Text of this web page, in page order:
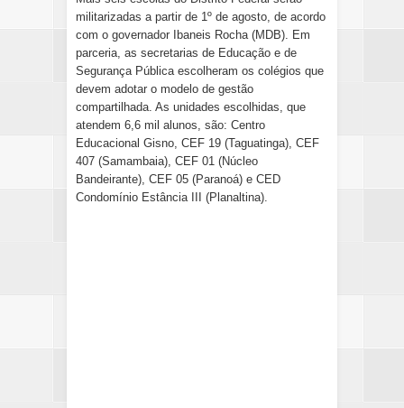
militarizadas a partir de 1º de agosto, de acordo
com o governador Ibaneis Rocha (MDB). Em
parceria, as secretarias de Educação e de
Segurança Pública escolheram os colégios que
devem adotar o modelo de gestão
compartilhada. As unidades escolhidas, que
atendem 6,6 mil alunos, são: Centro
Educacional Gisno, CEF 19 (Taguatinga), CEF
407 (Samambaia), CEF 01 (Núcleo
Bandeirante), CEF 05 (Paranoá) e CED
Condomínio Estância III (Planaltina).